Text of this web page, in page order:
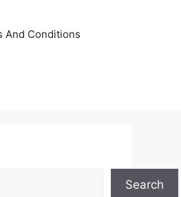
And Conditions
Search